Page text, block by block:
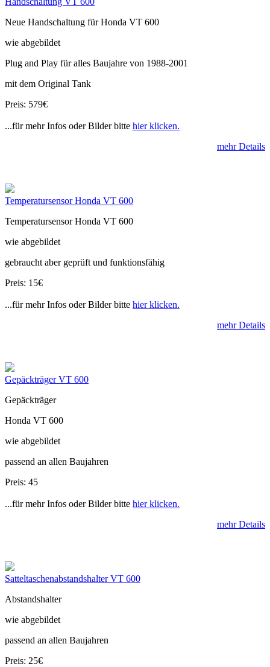
Neue Handschaltung für Honda VT 600
wie abgebildet
Plug and Play für alles Baujahre von 1988-2001
mit dem Original Tank
Preis: 579€
...für mehr Infos oder Bilder bitte hier klicken.
mehr Details
Temperatursensor Honda VT 600
Temperatursensor Honda VT 600
wie abgebildet
gebraucht aber geprüft und funktionsfähig
Preis: 15€
...für mehr Infos oder Bilder bitte hier klicken.
mehr Details
Gepäckträger VT 600
Gepäckträger
Honda VT 600
wie abgebildet
passend an allen Baujahren
Preis: 45
...für mehr Infos oder Bilder bitte hier klicken.
mehr Details
Satteltaschenabstandshalter VT 600
Abstandshalter
wie abgebildet
passend an allen Baujahren
Preis: 25€